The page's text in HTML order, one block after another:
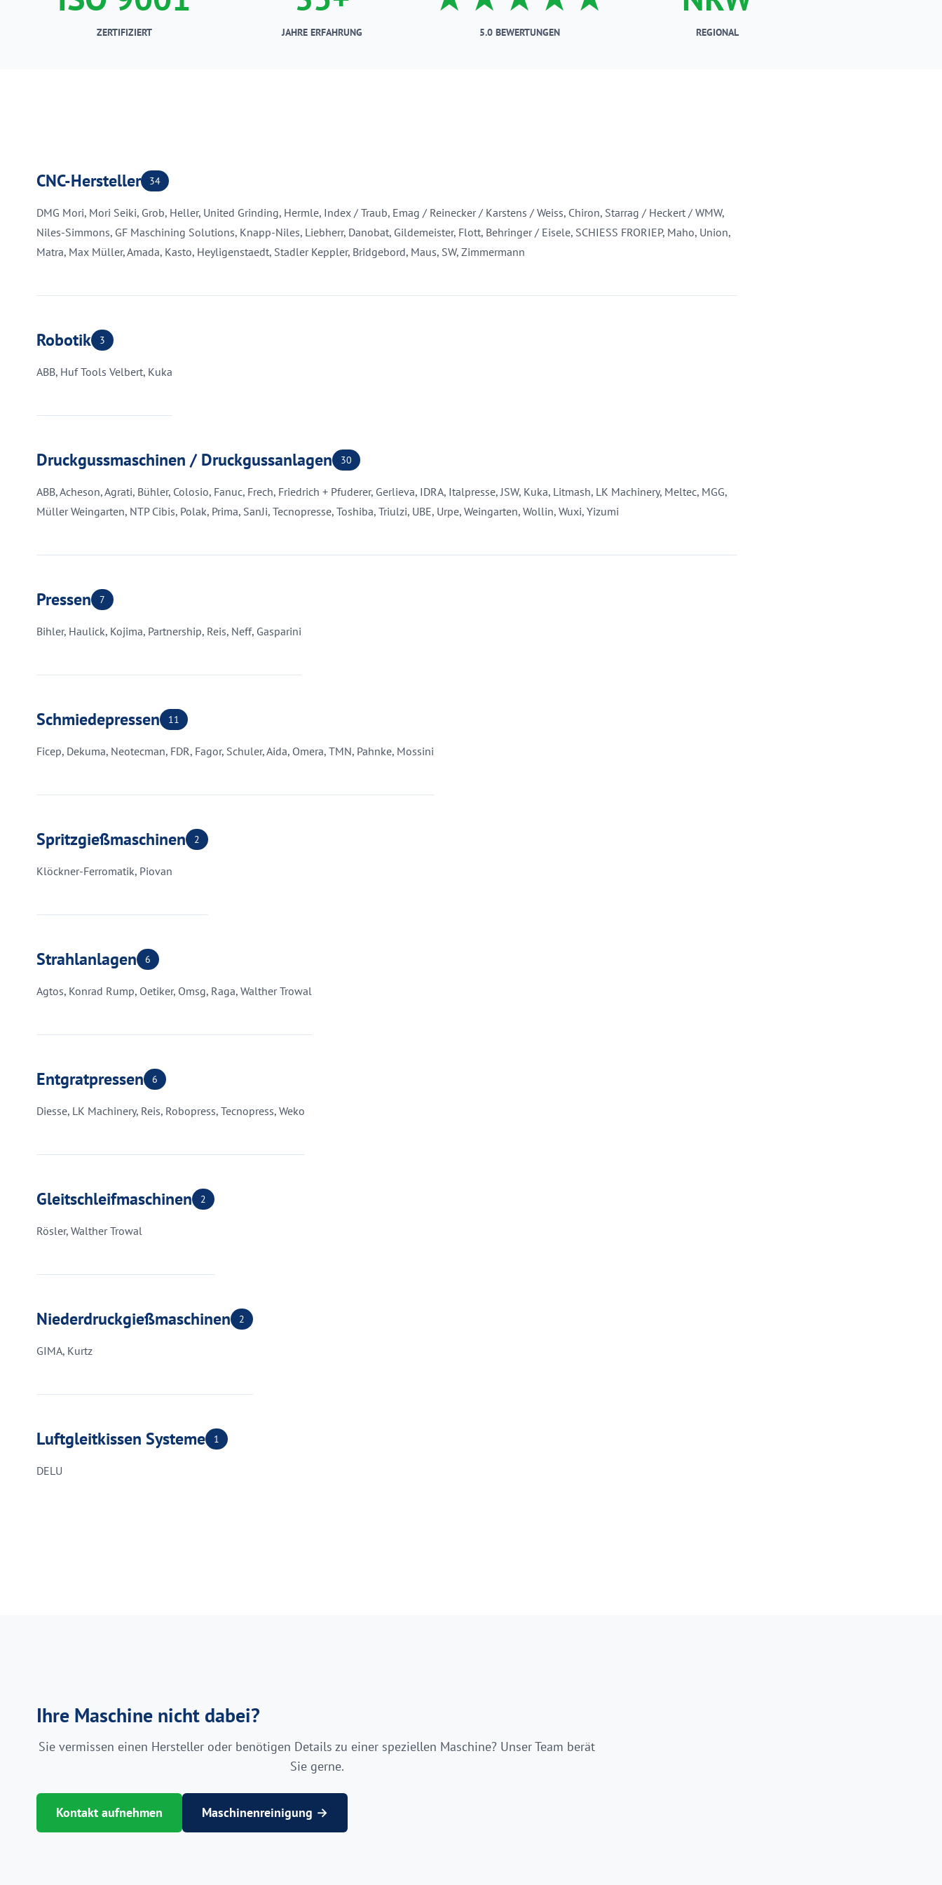
ZERTIFIZIERT JAHRE ERFAHRUNG 5.0 BEWERTUNGEN REGIONAL
CNC-Hersteller 34
DMG Mori, Mori Seiki, Grob, Heller, United Grinding, Hermle, Index / Traub, Emag / Reinecker / Karstens / Weiss, Chiron, Starrag / Heckert / WMW,
Niles-Simmons, GF Maschining Solutions, Knapp-Niles, Liebherr, Danobat, Gildemeister, Flott, Behringer / Eisele, SCHIESS FRORIEP, Maho, Union,
Matra, Max Müller, Amada, Kasto, Heyligenstaedt, Stadler Keppler, Bridgebord, Maus, SW, Zimmermann
Robotik 3
ABB, Huf Tools Velbert, Kuka
Druckgussmaschinen / Druckgussanlagen 30
ABB, Acheson, Agrati, Bühler, Colosio, Fanuc, Frech, Friedrich + Pfuderer, Gerlieva, IDRA, Italpresse, JSW, Kuka, Litmash, LK Machinery, Meltec, MGG,
Müller Weingarten, NTP Cibis, Polak, Prima, SanJi, Tecnopresse, Toshiba, Triulzi, UBE, Urpe, Weingarten, Wollin, Wuxi, Yizumi
Pressen 7
Bihler, Haulick, Kojima, Partnership, Reis, Neff, Gasparini
Schmiedepressen 11
Ficep, Dekuma, Neotecman, FDR, Fagor, Schuler, Aida, Omera, TMN, Pahnke, Mossini
Spritzgießmaschinen 2
Klöckner-Ferromatik, Piovan
Strahlanlagen 6
Agtos, Konrad Rump, Oetiker, Omsg, Raga, Walther Trowal
Entgratpressen 6
Diesse, LK Machinery, Reis, Robopress, Tecnopress, Weko
Gleitschleifmaschinen 2
Rösler, Walther Trowal
Niederdruckgießmaschinen 2
GIMA, Kurtz
Luftgleitkissen Systeme 1
DELU
Ihre Maschine nicht dabei?
Sie vermissen einen Hersteller oder benötigen Details zu einer speziellen Maschine? Unser Team berät
Sie gerne.
Kontakt aufnehmen Maschinenreinigung →